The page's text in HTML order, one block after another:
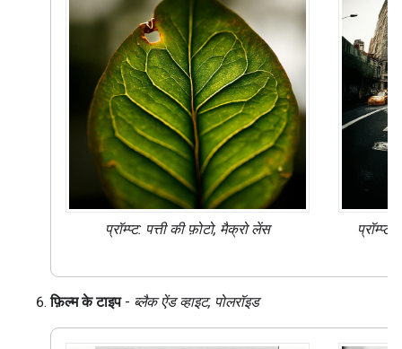
प्रॉम्प्ट: पत्ती की फ़ोटो, मैक्रो लेंस
फ़िल्म के टाइप- ब्लैक ऐंड व्हाइट, पोलरॉइड